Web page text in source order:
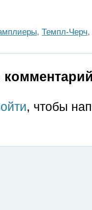
, Темпл-Черч,
, чтобы